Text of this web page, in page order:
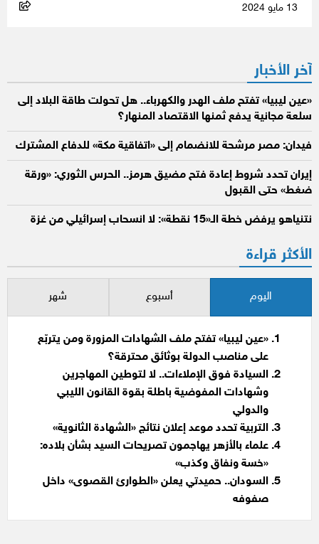
آخر الأخبار
«عين ليبيا» تفتح ملف الهدر والكهرباء.. هل تحولت طاقة البلاد إلى
سلعة مجانية يدفع ثمنها الاقتصاد المنهار؟
فيدان: مصر مرشحة للانضمام إلى «اتفاقية مكة» للدفاع المشترك
إيران تحدد شروط إعادة فتح مضيق هرمز.. الحرس الثوري: «ورقة
ضغط» حتى القبول
نتنياهو يرفض خطة الـ«15 نقطة»: لا انسحاب إسرائيلي من غزة
الأكثر قراءة
اليوم أسبوع شهر
«عين ليبيا» تفتح ملف الشهادات المزورة ومن يتربّع
على مناصب الدولة بوثائق محترقة؟
السيادة فوق الإملاءات.. لا لتوطين المهاجرين
وشهادات المفوضية باطلة بقوة القانون الليبي
والدولي
التربية تحدد موعد إعلان نتائج «الشهادة الثانوية»
علماء بالأزهر يهاجمون تصريحات السيد بشأن بلاده:
«خسة ونفاق وكذب»
السودان.. حميدتي يعلن «الطوارئ القصوى» داخل
صفوفه